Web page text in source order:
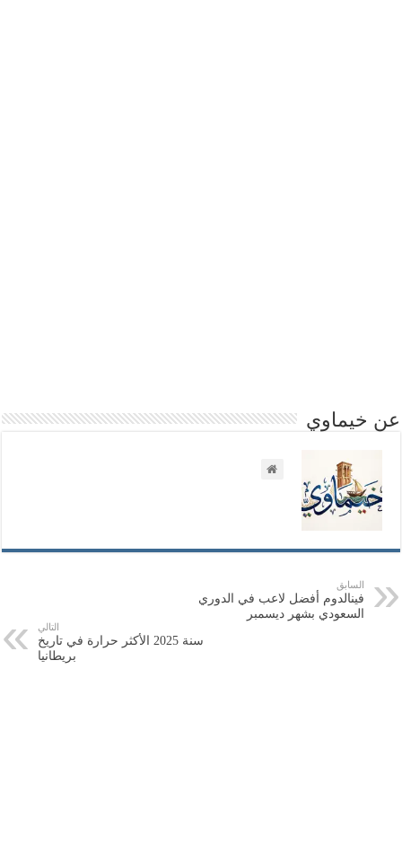
عن خيماوي
السابق
فينالدوم أفضل لاعب في الدوري
السعودي بشهر ديسمبر
التالي
سنة 2025 الأكثر حرارة في تاريخ
بريطانيا